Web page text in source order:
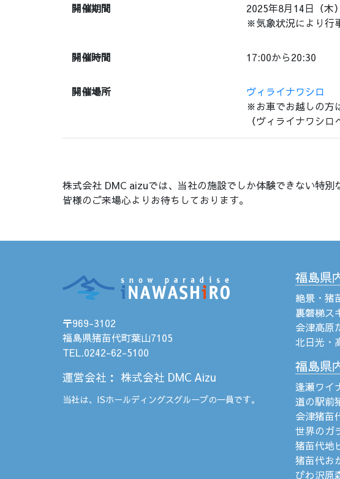
開催期間
2025年8月14日（木
※気象状況により行
開催時間 17:00から20:30
開催場所
ヴィライナワシロ
※お車でお越しの方
（ヴィライナワシ
株式会社 DMC aizuでは、当社の施設でしか体験できない特別
皆様のご来場心よりお待ちしております。
〒969-3102
福島県猪苗代町葉山7105
TEL.0242-62-5100
運営会社 ： 株式会社 DMC Aizu
当社は、 ISホールディングスグループの一員です。
福島県
絶景・猪
裏磐梯ス
会津高原
北日光・
福島県
逢瀬ワイ
道の駅前
会津猪苗
世界のガ
猪苗代地
猪苗代お
びわ沢原